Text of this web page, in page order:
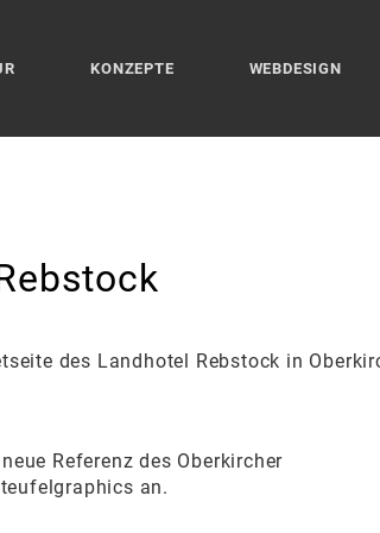
KONZEPTE WEBDESIGN
des Landhotel Rebstock in
Referenz des Oberkircher
an.